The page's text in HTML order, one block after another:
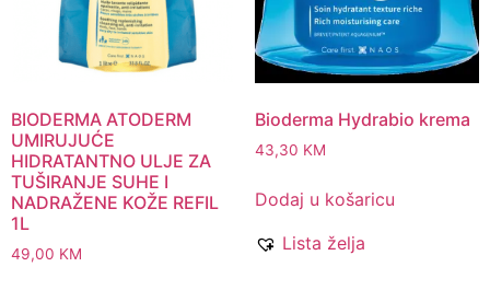
BIODERMA ATODERM
UMIRUJUĆE
HIDRATANTNO ULJE ZA
TUŠIRANJE SUHE I
NADRAŽENE KOŽE REFIL
1L
49,00 KM
Bioderma Hydrabio krema
43,30 KM
Dodaj u košaricu
Lista želja